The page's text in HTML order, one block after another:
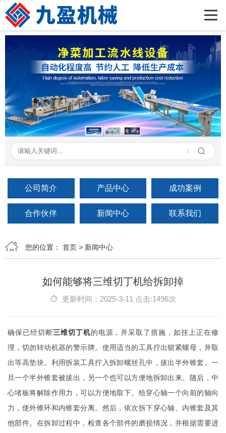
公司简介
产品展示
新闻资讯
成功案例
在线留言
联系我们
公司简介 产品中心 成功案例
合作伙伴 新闻中心 联系我们
您的位置： 首页 > 新闻中心
如何能够将三维切丁机给拆卸掉
更新时间：2025-3-11 点击:1496次
确保已经切断三维切丁机的电源，并采取了措施，如挂上正在修
理，切勿转动机器的警示牌。使用适当的工具拧出锁紧螺母，并取
出等高垫块。利用拆装工具拧入拆卸螺丝孔中，拔出半外锥套。一
旦一个半外锥套被拔出，另一个也可以方便地拆卸出来。随后，中
心堵板将解除作用力，可以方便地取下。给穿心轴一个向前的轴向
力，使外锥环和内锥套分离。然后，依次拆下穿心轴、内锥套及其
他部件。在拆卸过程中，检查各个部件的磨损情况，并根据需要进